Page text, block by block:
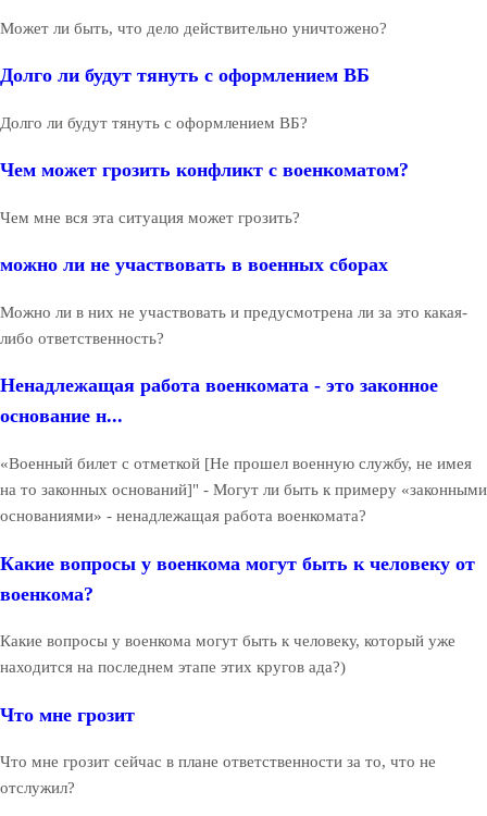
Может ли быть, что дело действительно уничтожено?
Долго ли будут тянуть с оформлением ВБ
Долго ли будут тянуть с оформлением ВБ?
Чем может грозить конфликт с военкоматом?
Чем мне вся эта ситуация может грозить?
можно ли не участвовать в военных сборах
Можно ли в них не участвовать и предусмотрена ли за это какая-
либо ответственность?
Ненадлежащая работа военкомата - это законное
основание н...
«Военный билет с отметкой [Не прошел военную службу, не имея
на то законных оснований]" - Могут ли быть к примеру «законными
основаниями» - ненадлежащая работа военкомата?
Какие вопросы у военкома могут быть к человеку от
военкома?
Какие вопросы у военкома могут быть к человеку, который уже
находится на последнем этапе этих кругов ада?)
Что мне грозит
Что мне грозит сейчас в плане ответственности за то, что не
отслужил?